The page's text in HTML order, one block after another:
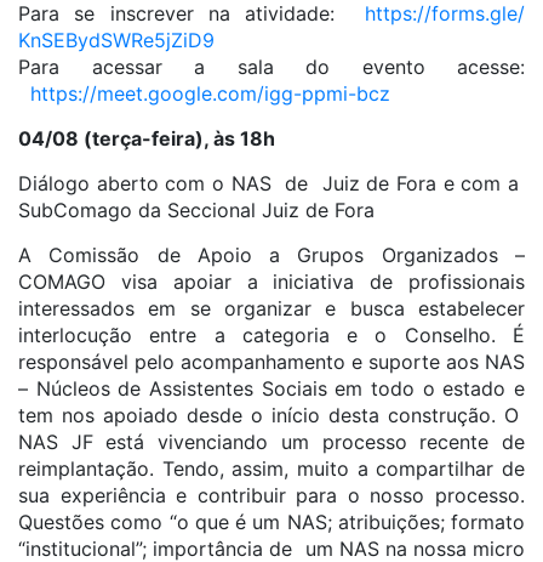
Para se inscrever na atividade: https://forms.gle/
KnSEBydSWRe5jZiD9
Para acessar a sala do evento acesse:
https://meet.google.com/igg-ppmi-bcz
04/08 (terça-feira), às 18h
Diálogo aberto com o NAS de Juiz de Fora e com a
SubComago da Seccional Juiz de Fora
A Comissão de Apoio a Grupos Organizados –
COMAGO visa apoiar a iniciativa de profissionais
interessados em se organizar e busca estabelecer
interlocução entre a categoria e o Conselho. É
responsável pelo acompanhamento e suporte aos NAS
– Núcleos de Assistentes Sociais em todo o estado e
tem nos apoiado desde o início desta construção. O
NAS JF está vivenciando um processo recente de
reimplantação. Tendo, assim, muito a compartilhar de
sua experiência e contribuir para o nosso processo.
Questões como “o que é um NAS; atribuições; formato
“institucional”; importância de um NAS na nossa micro